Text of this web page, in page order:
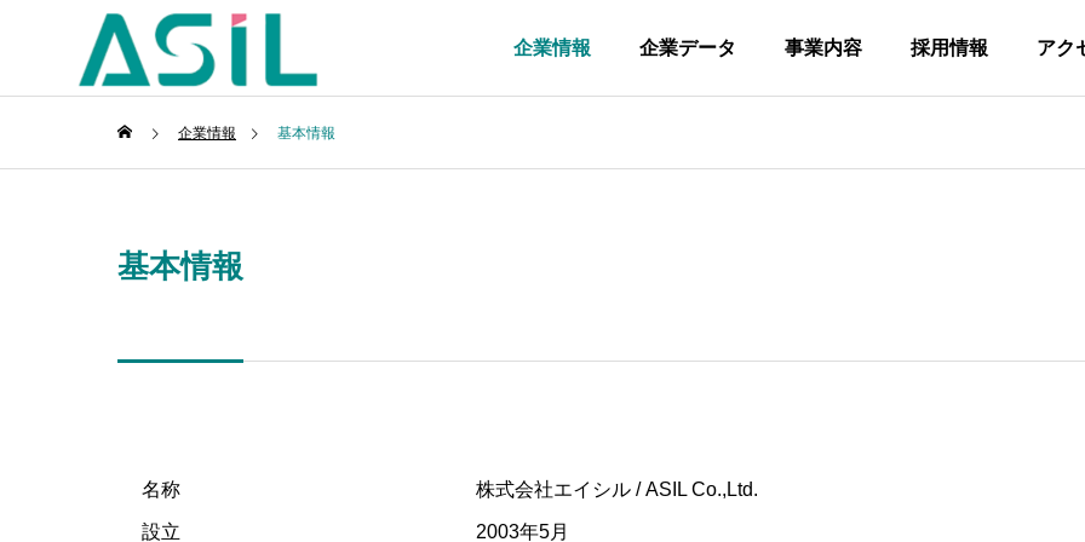
企業情報 企業データ 事業内容 採用情報 アク
企業情報 基本情報
基本情報
名称 株式会社エイシル / ASIL Co.,Ltd.
設立 2003年5月